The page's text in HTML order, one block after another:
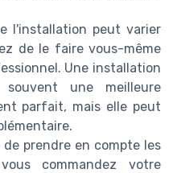
l'installation peut varier
de le faire vous-même
Une installation
souvent une meilleure
parfait, mais elle peut
de prendre en compte les
commandez votre